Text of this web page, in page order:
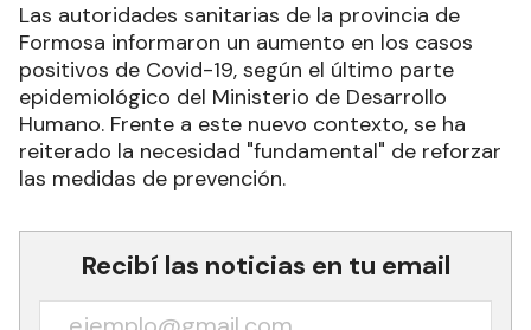
Las autoridades sanitarias de la provincia de
Formosa informaron un aumento en los casos
positivos de Covid-19, según el último parte
epidemiológico del Ministerio de Desarrollo
Humano. Frente a este nuevo contexto, se ha
reiterado la necesidad "fundamental" de reforzar
las medidas de prevención.
Recibí las noticias en tu email